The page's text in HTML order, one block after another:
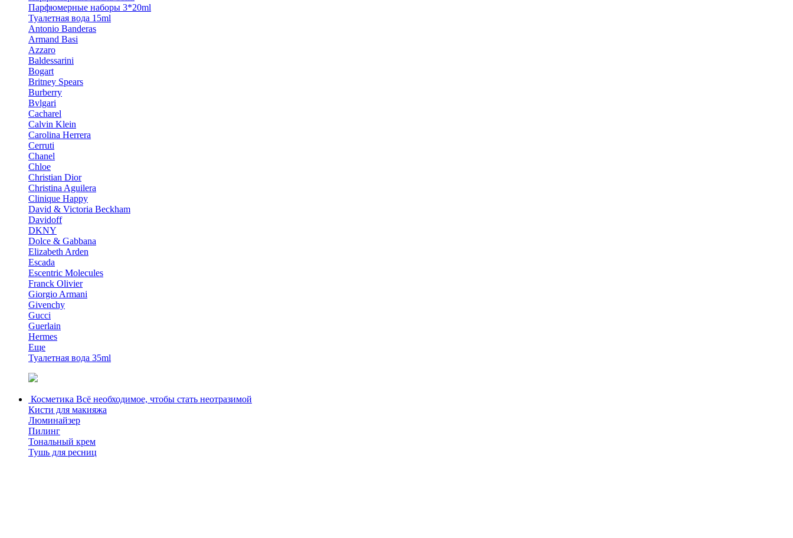
Парфюмерные наборы 3*20ml
Туалетная вода 15ml
Antonio Banderas
Armand Basi
Azzaro
Baldessarini
Bogart
Britney Spears
Burberry
Bvlgari
Cacharel
Calvin Klein
Carolina Herrera
Cerruti
Chanel
Chloe
Christian Dior
Christina Aguilera
Clinique Happy
David & Victoria Beckham
Davidoff
DKNY
Dolce & Gabbana
Elizabeth Arden
Escada
Escentric Molecules
Franck Olivier
Giorgio Armani
Givenchy
Gucci
Guerlain
Hermes
Еще
Туалетная вода 35ml
Косметика Всё необходимое, чтобы стать неотразимой
Кисти для макияжа
Люминайзер
Пилинг
Тональный крем
Тушь для ресниц